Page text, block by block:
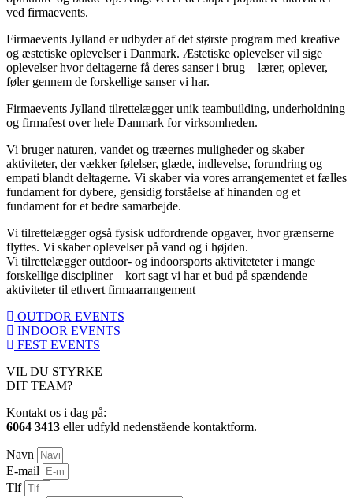
ved firmaevents.
Firmaevents Jylland er udbyder af det største program med kreative
og æstetiske oplevelser i Danmark. Æstetiske oplevelser vil sige
oplevelser hvor deltagerne få deres sanser i brug – lærer, oplever,
føler gennem de forskellige sanser vi har.
Firmaevents Jylland tilrettelægger unik teambuilding, underholdning
og firmafest over hele Danmark for virksomheden.
Vi bruger naturen, vandet og træernes muligheder og skaber
aktiviteter, der vækker følelser, glæde, indlevelse, forundring og
empati blandt deltagerne. Vi skaber via vores arrangementet et fælles
fundament for dybere, gensidig forståelse af hinanden og et
fundament for et bedre samarbejde.
Vi tilrettelægger også fysisk udfordrende opgaver, hvor grænserne
flyttes. Vi skaber oplevelser på vand og i højden.
Vi tilrettelægger outdoor- og indoorsports aktiviteteter i mange
forskellige discipliner – kort sagt vi har et bud på spændende
aktiviteter til ethvert firmaarrangement
OUTDOR EVENTS
INDOOR EVENTS
FEST EVENTS
VIL DU STYRKE
DIT TEAM?
Kontakt os i dag på:
6064 3413 eller udfyld nedenstående kontaktform.
Navn
E-mail
Tlf